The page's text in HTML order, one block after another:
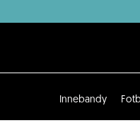
Innebandy